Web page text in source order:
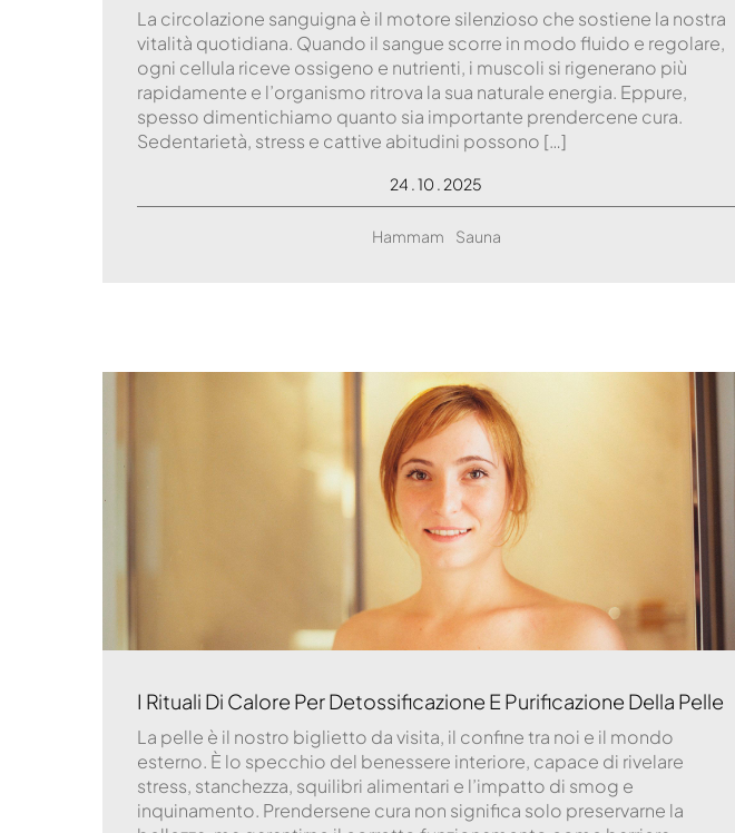
La circolazione sanguigna è il motore silenzioso che sostiene la nostra
vitalità quotidiana. Quando il sangue scorre in modo fluido e regolare,
ogni cellula riceve ossigeno e nutrienti, i muscoli si rigenerano più
rapidamente e l’organismo ritrova la sua naturale energia. Eppure,
spesso dimentichiamo quanto sia importante prendercene cura.
Sedentarietà, stress e cattive abitudini possono […]
24 . 10 . 2025
Hammam Sauna
I Rituali Di Calore Per Detossificazione E Purificazione Della Pelle
La pelle è il nostro biglietto da visita, il confine tra noi e il mondo
esterno. È lo specchio del benessere interiore, capace di rivelare
stress, stanchezza, squilibri alimentari e l’impatto di smog e
inquinamento. Prendersene cura non significa solo preservarne la